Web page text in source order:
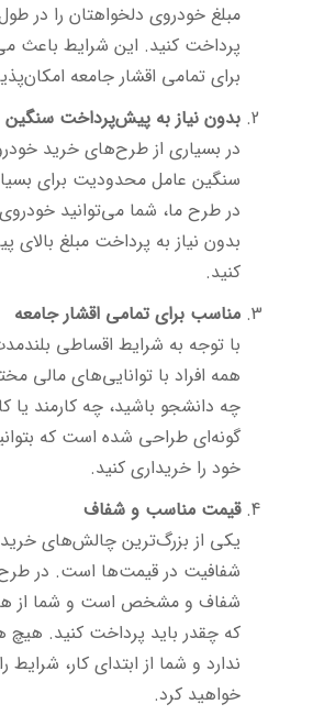
پرداخت کنید. این شرایط باعث
برای تمامی اقشار جامعه
بدون نیاز به پیش‌پرداخت سنگین
در بسیاری از طرح‌های خرید
سنگین عامل محدودیت برای
در طرح ما، شما می‌توانید
بدون نیاز به پرداخت مبلغ
کنید.
مناسب برای تمامی اقشار جامعه
با توجه به شرایط اقساطی
همه افراد با توانایی‌های مالی
چه دانشجو باشید، چه کارمند یا
گونه‌ای طراحی شده است که
خود را خریداری کنید.
قیمت مناسب و شفاف
یکی از بزرگ‌ترین چالش‌های
شفافیت در قیمت‌ها است. در طرح
شفاف و مشخص است و شما از
که چقدر باید پرداخت کنید. هیچ
ندارد و شما از ابتدای کار،
خواهید کرد.